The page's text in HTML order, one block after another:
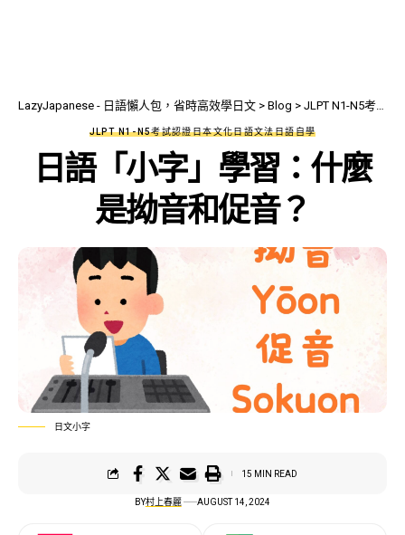
LazyJapanese - 日語懶人包，省時高效學日文 > Blog > JLPT N1-N5考試認證
JLPT N1-N5考試認證日本文化日語文法日語自學
日語「小字」學習：什麼
是拗音和促音？
日文小字
BY村上春麗 AUGUST 14, 2024
15 MIN READ